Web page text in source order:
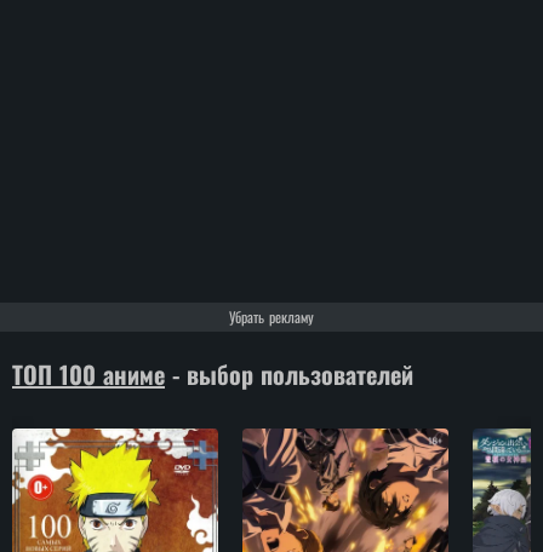
Убрать рекламу
ТОП 100 аниме - выбор пользователей